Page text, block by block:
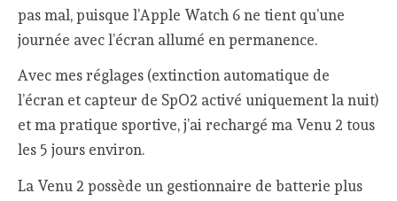
pas mal, puisque l’Apple Watch 6 ne tient qu’une
journée avec l’écran allumé en permanence.
Avec mes réglages (extinction automatique de
l’écran et capteur de SpO2 activé uniquement la nuit)
et ma pratique sportive, j’ai rechargé ma Venu 2 tous
les 5 jours environ.
La Venu 2 possède un gestionnaire de batterie plus